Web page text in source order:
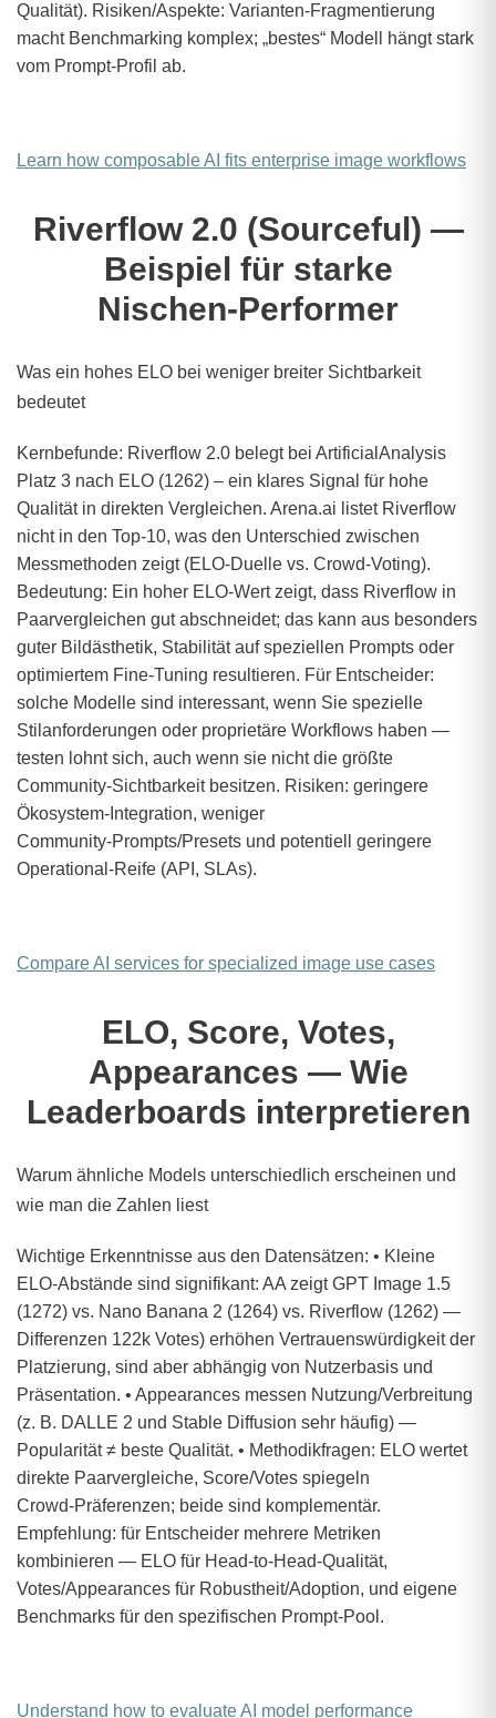
Qualität). Risiken/Aspekte: Varianten‑Fragmentierung
macht Benchmarking komplex; „bestes“ Modell hängt stark
vom Prompt‑Profil ab.
Learn how composable AI fits enterprise image workflows
Riverflow 2.0 (Sourceful) —
Beispiel für starke
Nischen‑Performer
Was ein hohes ELO bei weniger breiter Sichtbarkeit
bedeutet
Kernbefunde: Riverflow 2.0 belegt bei ArtificialAnalysis
Platz 3 nach ELO (1262) – ein klares Signal für hohe
Qualität in direkten Vergleichen. Arena.ai listet Riverflow
nicht in den Top‑10, was den Unterschied zwischen
Messmethoden zeigt (ELO‑Duelle vs. Crowd‑Voting).
Bedeutung: Ein hoher ELO‑Wert zeigt, dass Riverflow in
Paarvergleichen gut abschneidet; das kann aus besonders
guter Bildästhetik, Stabilität auf speziellen Prompts oder
optimiertem Fine‑Tuning resultieren. Für Entscheider:
solche Modelle sind interessant, wenn Sie spezielle
Stilanforderungen oder proprietäre Workflows haben —
testen lohnt sich, auch wenn sie nicht die größte
Community‑Sichtbarkeit besitzen. Risiken: geringere
Ökosystem‑Integration, weniger
Community‑Prompts/Presets und potentiell geringere
Operational‑Reife (API, SLAs).
Compare AI services for specialized image use cases
ELO, Score, Votes,
Appearances — Wie
Leaderboards interpretieren
Warum ähnliche Models unterschiedlich erscheinen und
wie man die Zahlen liest
Wichtige Erkenntnisse aus den Datensätzen: • Kleine
ELO‑Abstände sind signifikant: AA zeigt GPT Image 1.5
(1272) vs. Nano Banana 2 (1264) vs. Riverflow (1262) —
Differenzen 122k Votes) erhöhen Vertrauenswürdigkeit der
Platzierung, sind aber abhängig von Nutzerbasis und
Präsentation. • Appearances messen Nutzung/Verbreitung
(z. B. DALLE 2 und Stable Diffusion sehr häufig) —
Popularität ≠ beste Qualität. • Methodikfragen: ELO wertet
direkte Paarvergleiche, Score/Votes spiegeln
Crowd‑Präferenzen; beide sind komplementär.
Empfehlung: für Entscheider mehrere Metriken
kombinieren — ELO für Head‑to‑Head‑Qualität,
Votes/Appearances für Robustheit/Adoption, und eigene
Benchmarks für den spezifischen Prompt‑Pool.
Understand how to evaluate AI model performance